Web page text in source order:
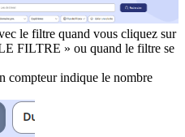
le filtre quand vous cliquez sur
FILTRE » ou quand le filtre se
compteur indique le nombre